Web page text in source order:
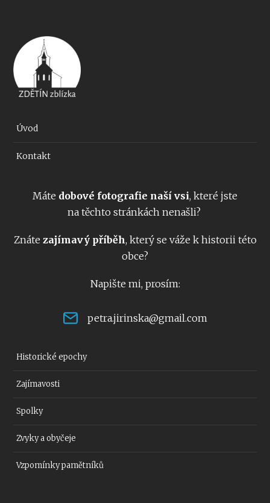
Úvod
Kontakt
Máte dobové fotografie naší vsi, které jste
na těchto stránkách nenašli?
Znáte zajímavý příběh, který se váže k historii této
obce?
Napište mi, prosím:
petra.jirinska@gmail.com
Historické epochy
Zajímavosti
Spolky
Zvyky a obyčeje
Vzpomínky pamětníků